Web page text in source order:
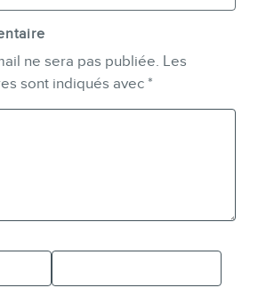
ne sera pas publiée. Les
sont indiqués avec *